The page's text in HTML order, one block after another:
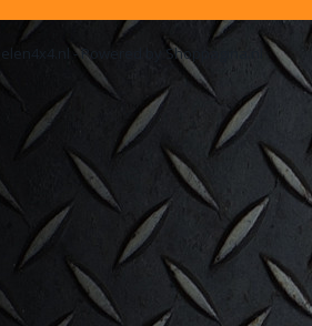
- Powered by Shoppagina.nl